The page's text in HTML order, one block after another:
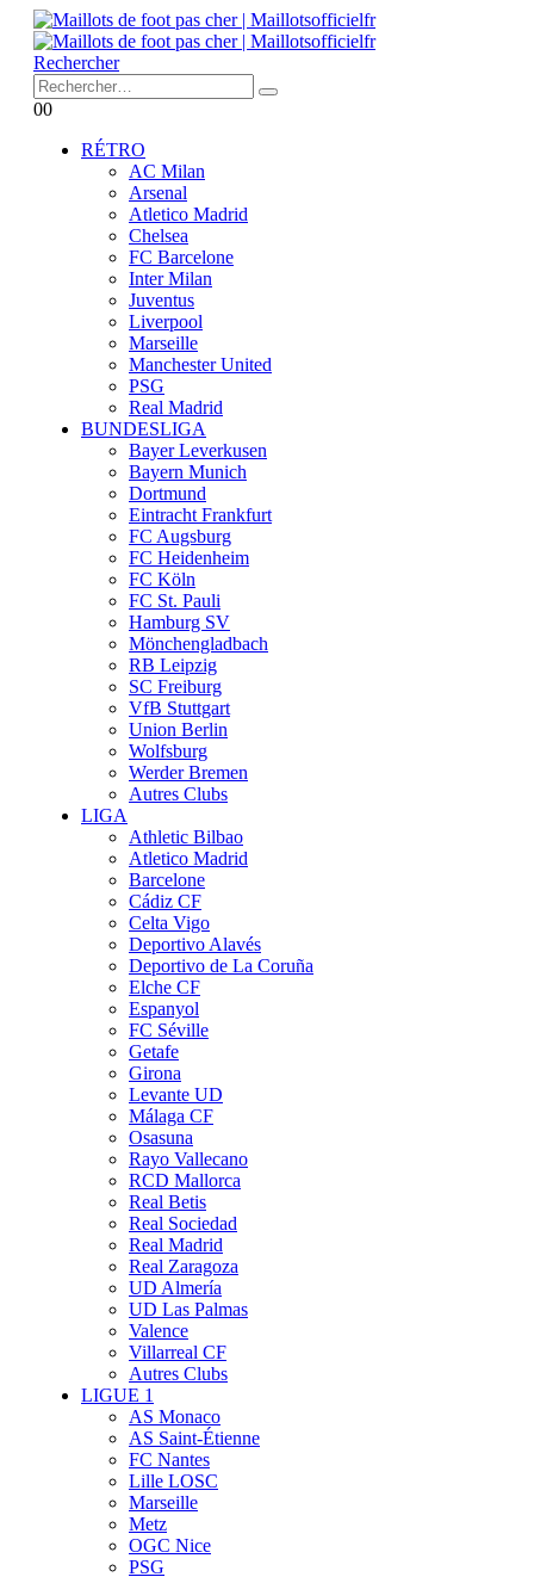
Rechercher
00
RÉTRO
AC Milan
Arsenal
Atletico Madrid
Chelsea
FC Barcelone
Inter Milan
Juventus
Liverpool
Marseille
Manchester United
PSG
Real Madrid
BUNDESLIGA
Bayer Leverkusen
Bayern Munich
Dortmund
Eintracht Frankfurt
FC Augsburg
FC Heidenheim
FC Köln
FC St. Pauli
Hamburg SV
Mönchengladbach
RB Leipzig
SC Freiburg
VfB Stuttgart
Union Berlin
Wolfsburg
Werder Bremen
Autres Clubs
LIGA
Athletic Bilbao
Atletico Madrid
Barcelone
Cádiz CF
Celta Vigo
Deportivo Alavés
Deportivo de La Coruña
Elche CF
Espanyol
FC Séville
Getafe
Girona
Levante UD
Málaga CF
Osasuna
Rayo Vallecano
RCD Mallorca
Real Betis
Real Sociedad
Real Madrid
Real Zaragoza
UD Almería
UD Las Palmas
Valence
Villarreal CF
Autres Clubs
LIGUE 1
AS Monaco
AS Saint-Étienne
FC Nantes
Lille LOSC
Marseille
Metz
OGC Nice
PSG